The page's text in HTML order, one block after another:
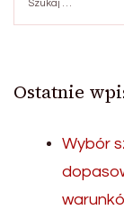
Ostatnie
Wybór